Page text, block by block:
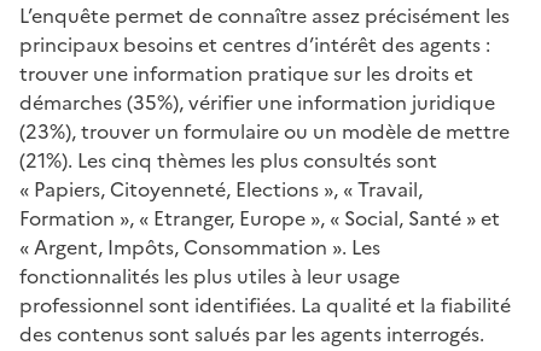
L’enquête permet de connaître assez précisément les
principaux besoins et centres d’intérêt des agents :
trouver une information pratique sur les droits et
démarches (35%), vérifier une information juridique
(23%), trouver un formulaire ou un modèle de mettre
(21%). Les cinq thèmes les plus consultés sont
« Papiers, Citoyenneté, Elections », « Travail,
Formation », « Etranger, Europe », « Social, Santé » et
« Argent, Impôts, Consommation ». Les
fonctionnalités les plus utiles à leur usage
professionnel sont identifiées. La qualité et la fiabilité
des contenus sont salués par les agents interrogés.